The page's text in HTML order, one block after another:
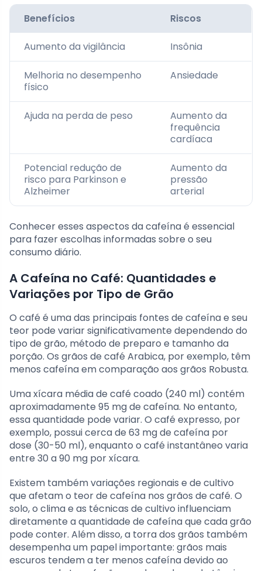
Benefícios Riscos
Aumento da vigilância Insônia
Melhoria no desempenho
físico
Ansiedade
Ajuda na perda de peso
Aumento da
frequência
cardíaca
Potencial redução de
risco para Parkinson e
Alzheimer
Aumento da
pressão
arterial
Conhecer esses aspectos da cafeína é essencial
para fazer escolhas informadas sobre o seu
consumo diário.
A Cafeína no Café: Quantidades e
Variações por Tipo de Grão
O café é uma das principais fontes de cafeína e seu
teor pode variar significativamente dependendo do
tipo de grão, método de preparo e tamanho da
porção. Os grãos de café Arabica, por exemplo, têm
menos cafeína em comparação aos grãos Robusta.
Uma xícara média de café coado (240 ml) contém
aproximadamente 95 mg de cafeína. No entanto,
essa quantidade pode variar. O café expresso, por
exemplo, possui cerca de 63 mg de cafeína por
dose (30-50 ml), enquanto o café instantâneo varia
entre 30 a 90 mg por xícara.
Existem também variações regionais e de cultivo
que afetam o teor de cafeína nos grãos de café. O
solo, o clima e as técnicas de cultivo influenciam
diretamente a quantidade de cafeína que cada grão
pode conter. Além disso, a torra dos grãos também
desempenha um papel importante: grãos mais
escuros tendem a ter menos cafeína devido ao